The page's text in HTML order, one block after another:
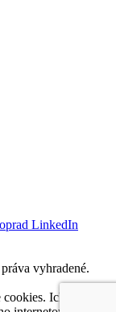
LinkedIn
vyhradené.
Ich